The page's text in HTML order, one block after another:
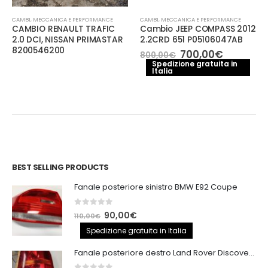
CAMBI, MECCANICA E PERFORMANCE
CAMBIO RENAULT TRAFIC
2.0 DCI, NISSAN PRIMASTAR
8200546200
CAMBI, MECCANICA E PERFORMANCE
Cambio JEEP COMPASS 2012
2.2CRD 651 P05106047AB
800,00€ Il
prezzo
originale
700,00€Il
prezzo
attuale
Spedizione gratuita in
Italia
BEST SELLING PRODUCTS
Fanale posteriore sinistro BMW E92 Coupe
out of 5
110,00€ Il
prezzo
originale
era:
90,00€Il
prezzo
attuale
è:
Spedizione gratuita in Italia
Fanale posteriore destro Land Rover Discovery 3